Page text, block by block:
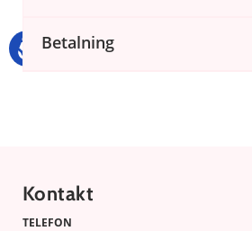
Betalning
Kontakt
TELEFON